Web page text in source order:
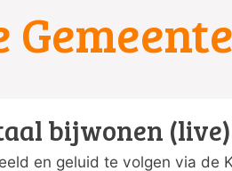
Gemeente
bijwonen (live)
en geluid te volgen via de